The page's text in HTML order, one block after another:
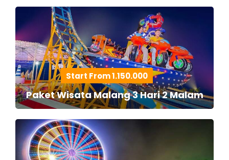
Start From 1.150.000
Paket Wisata Malang 3 Hari 2 Malam